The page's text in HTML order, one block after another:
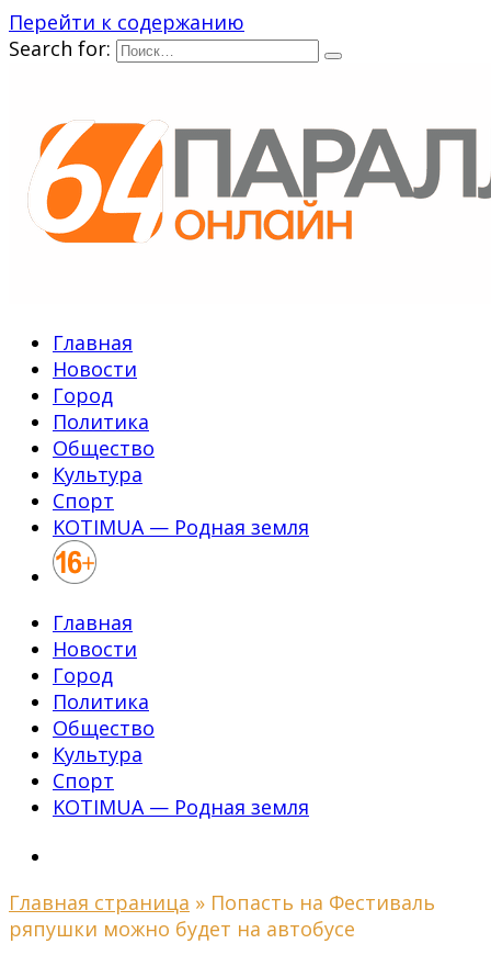
Перейти к содержанию
Search for:
Главная
Новости
Город
Политика
Общество
Культура
Спорт
KOTIMUA — Родная земля
Главная
Новости
Город
Политика
Общество
Культура
Спорт
KOTIMUA — Родная земля
Главная страница » Попасть на Фестиваль
ряпушки можно будет на автобусе